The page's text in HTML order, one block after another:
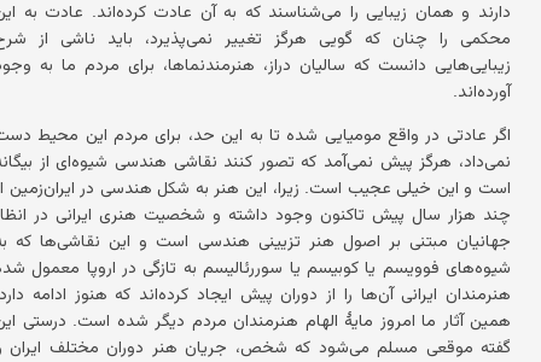
دارند و همان زیبایی را می‌شناسند که به آن عادت کرده‌اند. عادت به
محکمی را چنان که گویی هرگز تغییر نمی‌پذیرد، باید ناشی از
زیبایی‌هایی دانست که سالیان دراز، هنرمندنماها، برای مردم ما به
آورده‌اند.
اگر عادتی در واقع مومیایی شده تا به این حد، برای مردم این محیط
نمی‌داد، هرگز پیش نمی‌آمد که تصور کنند نقاشی هندسی شیوه‌ای از
است و این خیلی عجیب است. زیرا، این هنر به شکل هندسی در ایران‌زمین
چند هزار سال پیش تاکنون وجود داشته و شخصیت هنری ایرانی در
جهانیان مبتنی بر اصول هنر تزیینی هندسی است و این نقاشی‌ها که
شیوه‌های فوویسم یا کوبیسم یا سوررئالیسم به تازگی در اروپا معمول
هنرمندان ایرانی آن‌ها را از دوران پیش ایجاد کرده‌اند که هنوز ادامه
همین آثار ما امروز مایهٔ الهام هنرمندان مردم دیگر شده است. درستی
گفته موقعی مسلم می‌شود که شخص، جریان هنر دوران مختلف ایران